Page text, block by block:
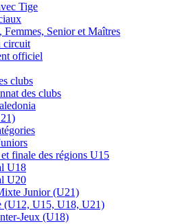
Tige
Femmes, Senior et Maîtres
circuit
officiel
clubs
des clubs
finale des régions U15
U18
U20
Junior (U21)
(U12, U15, U18, U21)
Jeux (U18)